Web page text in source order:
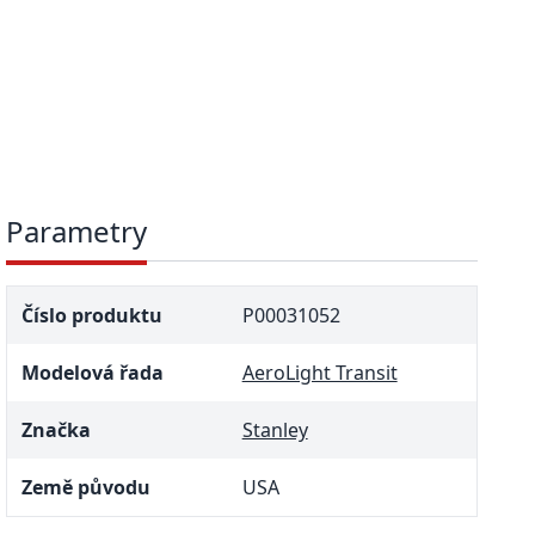
Parametry
Číslo produktu P00031052
Modelová řada AeroLight Transit
Značka Stanley
Země původu USA